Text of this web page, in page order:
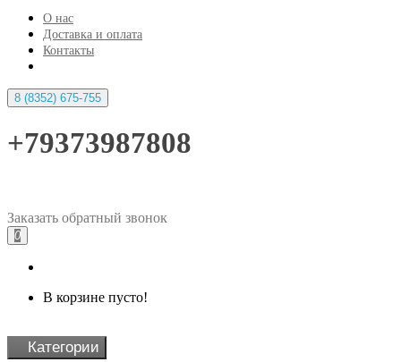
О нас
Доставка и оплата
Контакты
8 (8352) 675-755
+79373987808
Заказать обратный звонок
0
В корзине пусто!
Категории